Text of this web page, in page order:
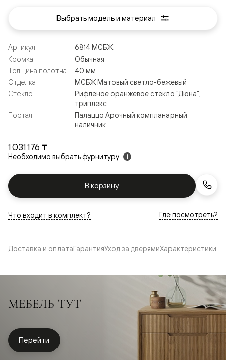
1 031 176 ₸
Необходимо выбрать фурнитуру i
В корзину
Артикул
6814 МСБЖ
Кромка
Обычная
Толщина полотна
40 мм
Отделка
МСБЖ Матовый светло-бежевый
Стекло
Рифлёное оранжевое стекло "Дюна",
триплекс
Портал
Палаццо Арочный компланарный
наличник
Что входит в комплект? Где посмотреть?
Выбрать модель и материал
Доставка и оплатаГарантияУход за дверямиХарактеристики
МЕБЕЛЬ ТУТ
Перейти